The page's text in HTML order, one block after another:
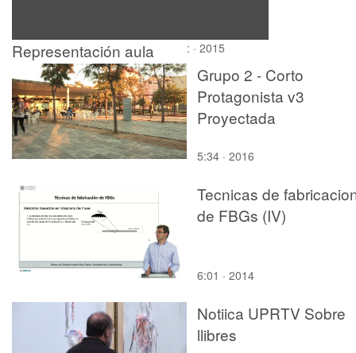
Representación aula
teatre UPV 22-2-2012
: · 2015
Grupo 2 - Corto
Protagonista v3
Proyectada
5:34 · 2016
Tecnicas de
de FBGs (IV)
6:01 · 2014
Notiica UPRTV Sobre
llibres